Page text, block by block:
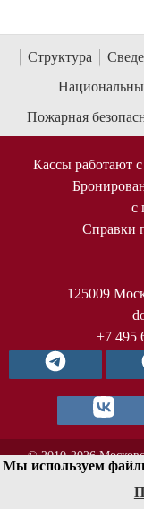
Структура
Пожарная
Кассы работают
с
Справки
125009
+7 495
© 2010-2026
Мы используем
< !--Yandex.Metrika